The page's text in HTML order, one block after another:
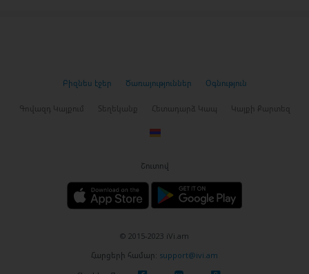
Բիզնես էջեր Ծառայություններ Օգնություն
Գովազդ Կայքում Տեղեկանք Հետադարձ Կապ Կայքի Քարտեզ
Շուտով
© 2015-2023 iVi.am
Հարցերի համար: support@ivi.am